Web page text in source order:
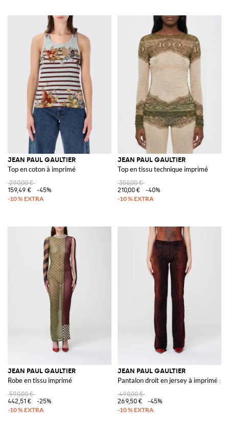
JEAN PAUL GAULTIER
Top en coton à imprimé
290,00 €
159,49 €
-45%
JEAN PAUL GAULTIER
Top en tissu technique imprimé
350,00 €
210,00 €
-40%
JEAN PAUL GAULTIER
Robe en tissu imprimé
590,00 €
442,51 €
-25%
JEAN PAUL GAULTIER
Pantalon droit en jersey à imprimé
490,00 €
269,50 €
-45%